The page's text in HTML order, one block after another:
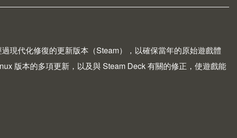
現代化修復的更新版本（Steam），以確保當年的原始遊戲體
版本的多項更新，以及與 Steam Deck 有關的修正，使遊戲能